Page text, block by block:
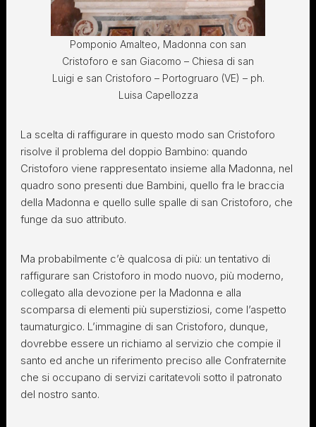
Pomponio Amalteo, Madonna con san
Cristoforo e san Giacomo – Chiesa di san
Luigi e san Cristoforo – Portogruaro (VE) – ph.
Luisa Capellozza
La scelta di raffigurare in questo modo san Cristoforo
risolve il problema del doppio Bambino: quando
Cristoforo viene rappresentato insieme alla Madonna, nel
quadro sono presenti due Bambini, quello fra le braccia
della Madonna e quello sulle spalle di san Cristoforo, che
funge da suo attributo.
Ma probabilmente c’è qualcosa di più: un tentativo di
raffigurare san Cristoforo in modo nuovo, più moderno,
collegato alla devozione per la Madonna e alla
scomparsa di elementi più superstiziosi, come l’aspetto
taumaturgico. L’immagine di san Cristoforo, dunque,
dovrebbe essere un richiamo al servizio che compie il
santo ed anche un riferimento preciso alle Confraternite
che si occupano di servizi caritatevoli sotto il patronato
del nostro santo.